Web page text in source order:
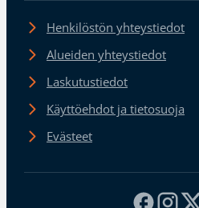
Henkilöstön yhteystiedot
Alueiden yhteystiedot
Laskutustiedot
Käyttöehdot ja tietosuoja
Evästeet